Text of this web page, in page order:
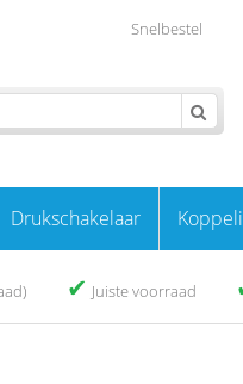
Snelbestel
Drukschakelaar
✔ Juiste voorraad